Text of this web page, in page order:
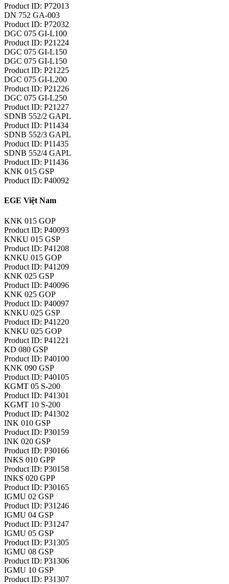
Product ID: P72013
DN 752 GA-003
Product ID: P72032
DGC 075 GI-L100
Product ID: P21224
DGC 075 GI-L150
DGC 075 GI-L150
Product ID: P21225
DGC 075 GI-L200
Product ID: P21226
DGC 075 GI-L250
Product ID: P21227
SDNB 552/2 GAPL
Product ID: P11434
SDNB 552/3 GAPL
Product ID: P11435
SDNB 552/4 GAPL
Product ID: P11436
KNK 015 GSP
Product ID: P40092
EGE Việt Nam
KNK 015 GOP
Product ID: P40093
KNKU 015 GSP
Product ID: P41208
KNKU 015 GOP
Product ID: P41209
KNK 025 GSP
Product ID: P40096
KNK 025 GOP
Product ID: P40097
KNKU 025 GSP
Product ID: P41220
KNKU 025 GOP
Product ID: P41221
KD 080 GSP
Product ID: P40100
KNK 090 GSP
Product ID: P40105
KGMT 05 S-200
Product ID: P41301
KGMT 10 S-200
Product ID: P41302
INK 010 GSP
Product ID: P30159
INK 020 GSP
Product ID: P30166
INKS 010 GPP
Product ID: P30158
INKS 020 GPP
Product ID: P30165
IGMU 02 GSP
Product ID: P31246
IGMU 04 GSP
Product ID: P31247
IGMU 05 GSP
Product ID: P31305
IGMU 08 GSP
Product ID: P31306
IGMU 10 GSP
Product ID: P31307